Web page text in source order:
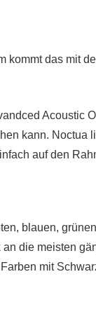
kommt das mit
Acoustic
kann. Noctua
auf den
blauen,
an die meisten
mit